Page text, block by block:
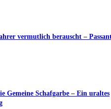
vermutlich berauscht –
Gemeine Schafgarbe – Ein uraltes